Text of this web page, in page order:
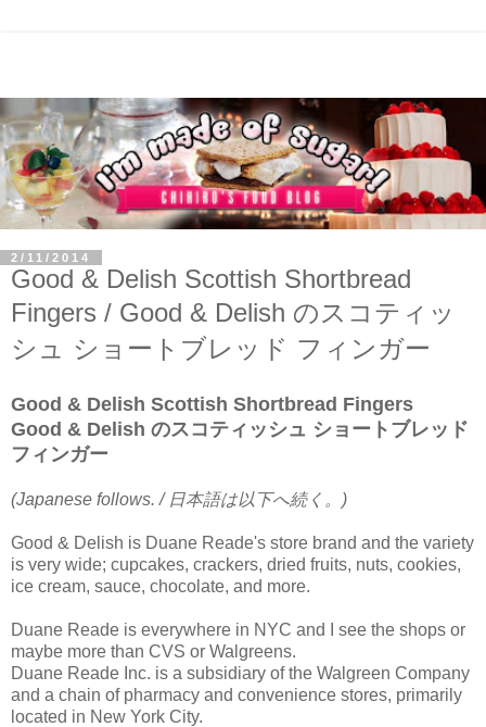
2/11/2014
Good & Delish Scottish Shortbread
Fingers / Good & Delish のスコティッ
シュ ショートブレッド フィンガー
Good & Delish Scottish Shortbread Fingers
Good & Delish のスコティッシュ ショートブレッド
フィンガー
(Japanese follows. / 日本語は以下へ続く。)
Good & Delish is Duane Reade's store brand and the variety
is very wide; cupcakes, crackers, dried fruits, nuts, cookies,
ice cream, sauce, chocolate, and more.
Duane Reade is everywhere in NYC and I see the shops or
maybe more than CVS or Walgreens.
Duane Reade Inc. is a subsidiary of the Walgreen Company
and a chain of pharmacy and convenience stores, primarily
located in New York City.